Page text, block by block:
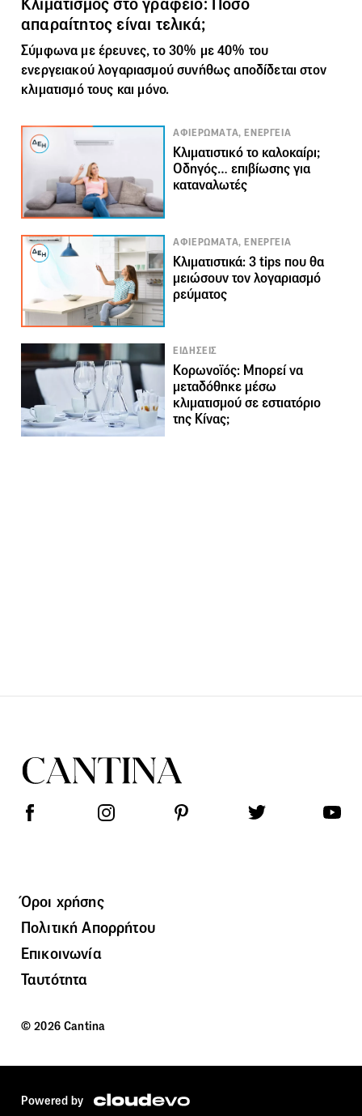
απαραίτητος είναι τελικά;
Σύμφωνα με έρευνες, το 30% με 40% του
ενεργειακού λογαριασµού συνήθως αποδίδεται στον
κλιµατισµό τους και µόνο.
ΑΦΙΕΡΩΜΑΤΑ, ΕΝΕΡΓΕΙΑ
Κλιματιστικό το καλοκαίρι;
Οδηγός… επιβίωσης για
καταναλωτές
ΑΦΙΕΡΩΜΑΤΑ, ΕΝΕΡΓΕΙΑ
Κλιματιστικά: 3 tips που θα
μειώσουν τον λογαριασμό
ρεύματος
ΕΙΔΗΣΕΙΣ
Κορωνοϊός: Μπορεί να
μεταδόθηκε μέσω
κλιματισμού σε εστιατόριο
της Κίνας;
Όροι χρήσης
Πολιτική Απορρήτου
Επικοινωνία
Ταυτότητα
© 2026 Cantina
Powered by